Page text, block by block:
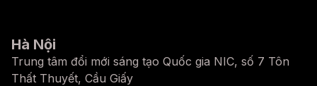
Hà Nội
Trung tâm đổi mới sáng tạo Quốc gia NIC, số 7 Tôn
Thất Thuyết, Cầu Giấy